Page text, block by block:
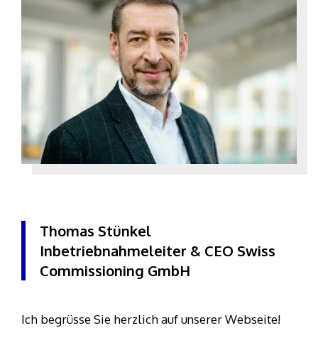
Thomas Stünkel
Inbetriebnahmeleiter & CEO Swiss
Commissioning GmbH
Ich begrüsse Sie herzlich auf unserer Webseite!